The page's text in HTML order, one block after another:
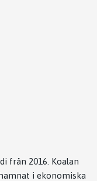
från 2016. Koalan
i ekonomiska